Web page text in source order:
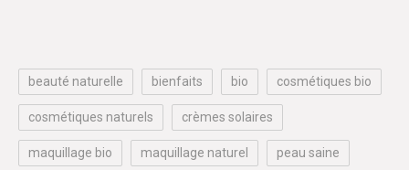
beauté naturelle bienfaits bio cosmétiques bio
cosmétiques naturels crèmes solaires
maquillage bio maquillage naturel peau saine